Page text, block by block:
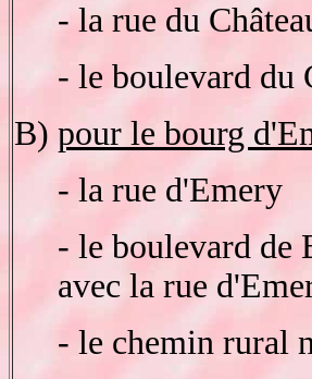
- la rue du
- le boulevard du
B) pour le bourg
- la rue d'Emery
- le boulevard de
avec la rue
- le chemin rural